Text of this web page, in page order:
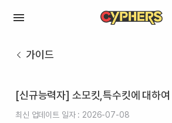
가이드
[신규능력자] 소모킷,특수킷에 대하여
최신 업데이트 일자 : 2026-07-08